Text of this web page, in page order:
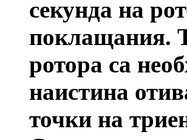
секунда на
поклащания.
ротора са
наистина
точки на